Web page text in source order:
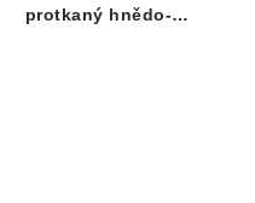
protkaný hnědo-